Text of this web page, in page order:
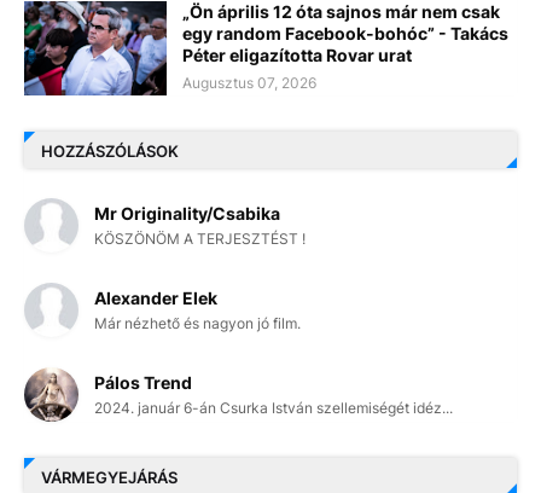
„Ön április 12 óta sajnos már nem csak
egy random Facebook-bohóc” - Takács
Péter eligazította Rovar urat
Augusztus 07, 2026
HOZZÁSZÓLÁSOK
Mr Originality/Csabika
KÖSZÖNÖM A TERJESZTÉST !
Alexander Elek
Már nézhető és nagyon jó film.
Pálos Trend
2024. január 6-án Csurka István szellemiségét idéz...
VÁRMEGYEJÁRÁS